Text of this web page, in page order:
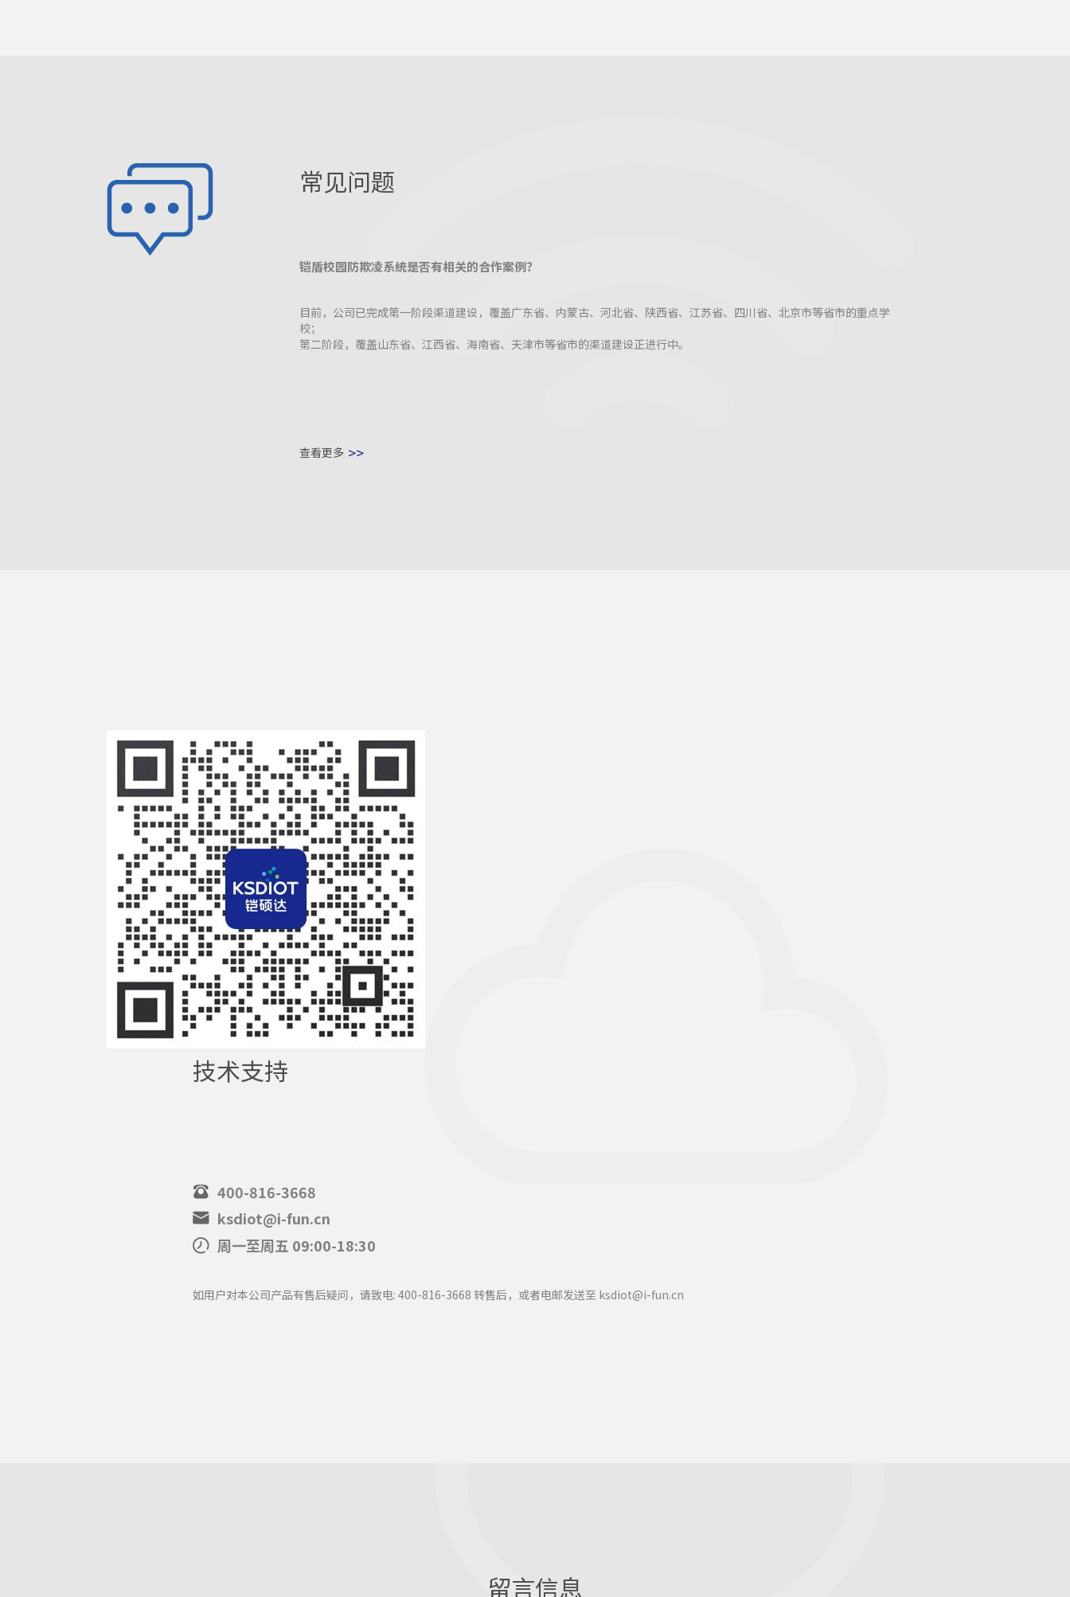
常见问题
铠盾校园防欺凌系统是否有相关的合作案例？
目前，公司已完成第一阶段渠道建设，覆盖广东省、内蒙古、河北省、陕西省、江苏省、四川省、北京市等省市的重点学
校；
第二阶段，覆盖山东省、江西省、海南省、天津市等省市的渠道建设正进行中。
查看更多 >>
技术支持
400-816-3668
ksdiot@i-fun.cn
周一至周五 09:00-18:30
如用户对本公司产品有售后疑问，请致电: 400-816-3668 转售后，或者电邮发送至 ksdiot@i-fun.cn
留言信息